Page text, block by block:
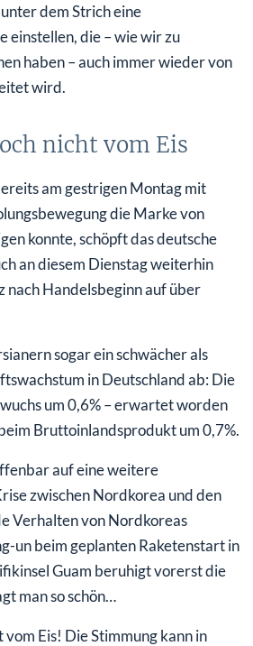
dem Strich eine
einstellen, die – wie wir zu
haben – auch immer wieder von
wird.
nicht vom Eis
am gestrigen Montag mit
die Marke von
konnte, schöpft das deutsche
an diesem Dienstag weiterhin
Handelsbeginn auf über
sogar ein schwächer als
in Deutschland ab: Die
um 0,6% – erwartet worden
Bruttoinlandsprodukt um 0,7%.
auf eine weitere
zwischen Nordkorea und den
Verhalten von Nordkoreas
un beim geplanten Raketenstart in
Guam beruhigt vorerst die
man so schön…
vom Eis! Die Stimmung kann in